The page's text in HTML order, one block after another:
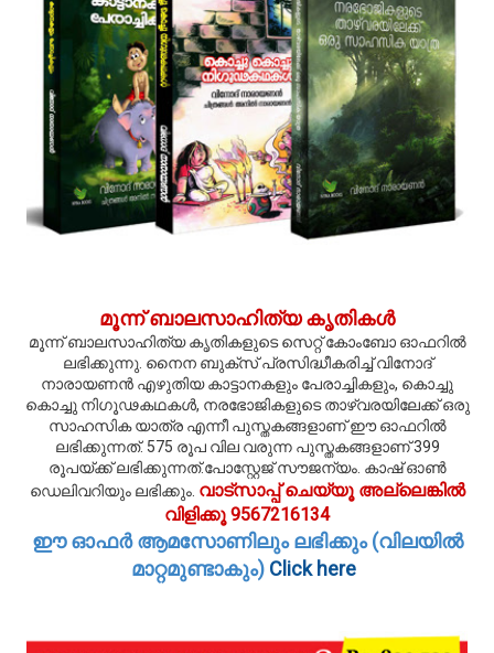
മൂന്ന് ബാലസാഹിത്യ കൃതികള്‍
മൂന്ന് ബാലസാഹിത്യ കൃതികളുടെ സെറ്റ് കോംബോ ഓഫറില്‍
ലഭിക്കുന്നു. നൈന ബുക്സ് പ്രസിദ്ധീകരിച്ച് വിനോദ്
നാരായണന്‍ എഴുതിയ കാട്ടാനകളും പേരാച്ചികളും, കൊച്ചു
കൊച്ചു നിഗൂഢകഥകള്‍, നരഭോജികളുടെ താഴ്വരയിലേക്ക് ഒരു
സാഹസിക യാത്ര എന്നീ പുസ്തകങ്ങളാണ് ഈ ഓഫറില്‍
ലഭിക്കുന്നത്. 575 രൂപ വില വരുന്ന പുസ്തകങ്ങളാണ് 399
രൂപയ്ക്ക് ലഭിക്കുന്നത്.പോസ്റ്റേജ് സൗജന്യം. കാഷ് ഓണ്‍
ഡെലിവറിയും ലഭിക്കും. വാട്സാപ്പ് ചെയ്യൂ അല്ലെങ്കില്‍
വിളിക്കൂ 9567216134
ഈ ഓഫര്‍ ആമസോണിലും ലഭിക്കും (വിലയില്‍
മാറ്റമുണ്ടാകും) Click here